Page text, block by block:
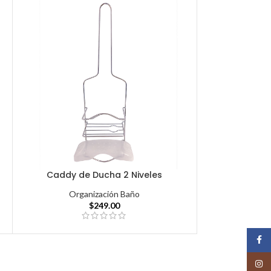
Caddy de Ducha 2 Niveles
Organización Baño
$249.00